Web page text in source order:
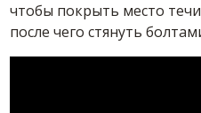
чтобы покрыть место
после чего стянуть